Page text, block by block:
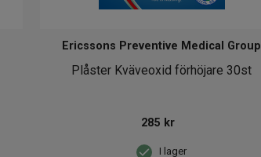
Plåster Kväveoxid förhöjare 30st
Ericssons Preventive Medical Group
I lager
285 kr